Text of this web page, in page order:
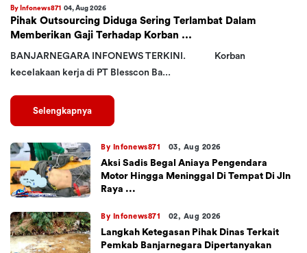
By Infonews871 04, Aug 2026
Pihak Outsourcing Diduga Sering Terlambat Dalam
Memberikan Gaji Terhadap Korban ...
BANJARNEGARA INFONEWS TERKINI. Korban
kecelakaan kerja di PT Blesscon Ba...
Selengkapnya
By Infonews871 03, Aug 2026
Aksi Sadis Begal Aniaya Pengendara
Motor Hingga Meninggal Di Tempat Di Jln
Raya ...
By Infonews871 02, Aug 2026
Langkah Ketegasan Pihak Dinas Terkait
Pemkab Banjarnegara Dipertanyakan